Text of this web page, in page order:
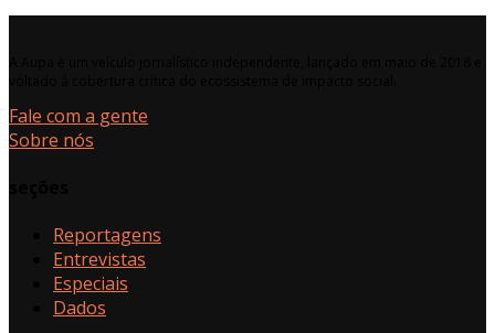
Fale com a gente
Sobre nós
Reportagens
Entrevistas
Especiais
Dados